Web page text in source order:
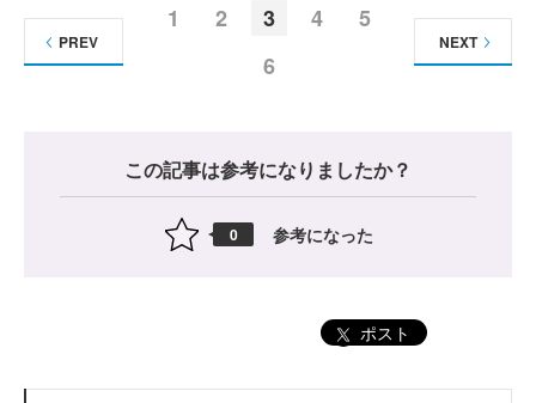
1 2 3 4
5
6
PREV NEXT
この記事は参考になりましたか？
0 参考になった
ポスト